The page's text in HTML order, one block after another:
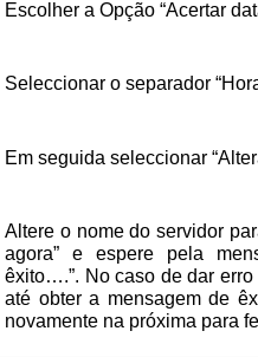
Escolher a Opção “Acertar
Seleccionar o separador
Em seguida seleccionar
Altere o nome do servidor
agora” e espere pela
êxito….”. No caso de dar erro
até obter a mensagem de
novamente na próxima para